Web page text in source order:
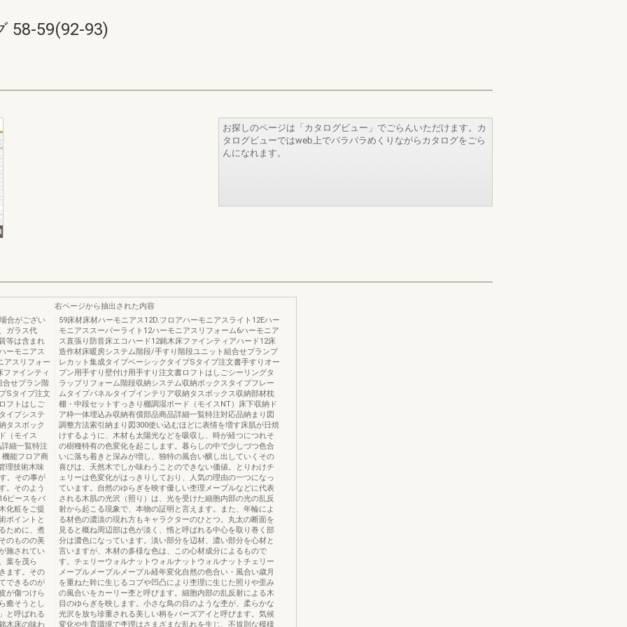
58-59(92-93)
お探しのページは「カタログビュー」でごらんいただけます。カ
タログビューではweb上でパラパラめくりながらカタログをごら
んになれます。
合がござい
ガラス代
等は含まれ
ーモニアス
アスリフォー
ファインティ
合せプラン階
Sタイプ注文
フトはしご
イプシステ
タスボック
（モイス
細一覧特注
能フロア商
理技術木味
。その事が
。そのよう
ピースをバ
化粧をご提
ポイントと
ために、煮
のものの美
施されてい
葉を茂ら
ます。その
できるのが
が傷つけら
癒そうとし
と呼ばれる
木床の味わ
右ページから抽出された内容
59床材床材ハーモニアス12D.フロアハーモニアスライト12Eハー
モニアススーパーライト12ハーモニアスリフォーム6ハーモニア
ス直張り防音床エコハード12銘木床ファインティアハード12床
造作材床暖房システム階段/手すり階段ユニット組合せプランプ
レカット集成タイプベーシックタイプSタイプ注文書手すりオー
プン用手すり壁付け用手すり注文書ロフトはしごシーリングタ
ラップリフォーム階段収納システム収納ボックスタイプフレー
ムタイプパネルタイプインテリア収納タスボックス収納部材枕
棚・中段セットすっきり棚調湿ボード（モイスNT）床下収納ド
ア枠一体埋込み収納有償部品商品詳細一覧特注対応品納まり図
調整方法索引納まり図300使い込むほどに表情を増す床肌が日焼
けするように、木材も太陽光などを吸収し、時が経つにつれそ
の樹種特有の色変化を起こします。暮らしの中で少しづつ色合
いに落ち着きと深みが増し、独特の風合い醸し出していくその
喜びは、天然木でしか味わうことのできない価値。とりわけチ
ェリーは色変化がはっきりしており、人気の理由の一つになっ
ています。自然のゆらぎを映す優しい杢理メープルなどに代表
される木肌の光沢（照り）は、光を受けた細胞内部の光の乱反
射から起こる現象で、本物の証明と言えます。また、年輪によ
る材色の濃淡の現れ方もキャラクターのひとつ。丸太の断面を
見ると概ね周辺部は色が淡く、惰と呼ばれる中心を取り巻く部
分は濃色になっています。淡い部分を辺材、濃い部分を心材と
言いますが、木材の多様な色は、この心材成分によるもので
す。チェリーウォルナットウォルナットウォルナットチェリー
メープルメープルメープル経年変化自然の色合い・風合い歳月
を重ねた幹に生じるコブや凹凸により杢理に生じた照りや歪み
の風合いをカーリー杢と呼びます。細胞内部の乱反射による木
目のゆらぎを映します。小さな鳥の目のような杢が、柔らかな
光沢を放ち珍重される美しい柄をバーズアイと呼びます。気候
変化や生育環境で杢理はさまざまな乱れを生じ、不規則な模様